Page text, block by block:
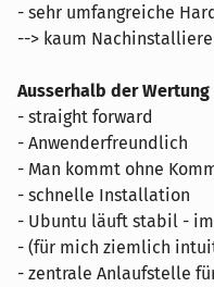
- sehr umfangreiche
--> kaum
Ausserhalb der Wertung
- straight forward
- Anwenderfreundlich
- Man kommt ohne
- schnelle Installation
- Ubuntu läuft stabil - im
- (für mich ziemlich
- zentrale Anlaufstelle